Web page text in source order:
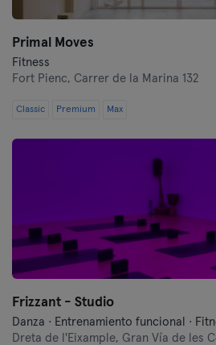
Primal Moves
Fitness
Fort Pienc, Carrer de la Marina 132
Classic Premium Max
Frizzant - Studio
Dreta de l'Eixample, Gran Vía de les